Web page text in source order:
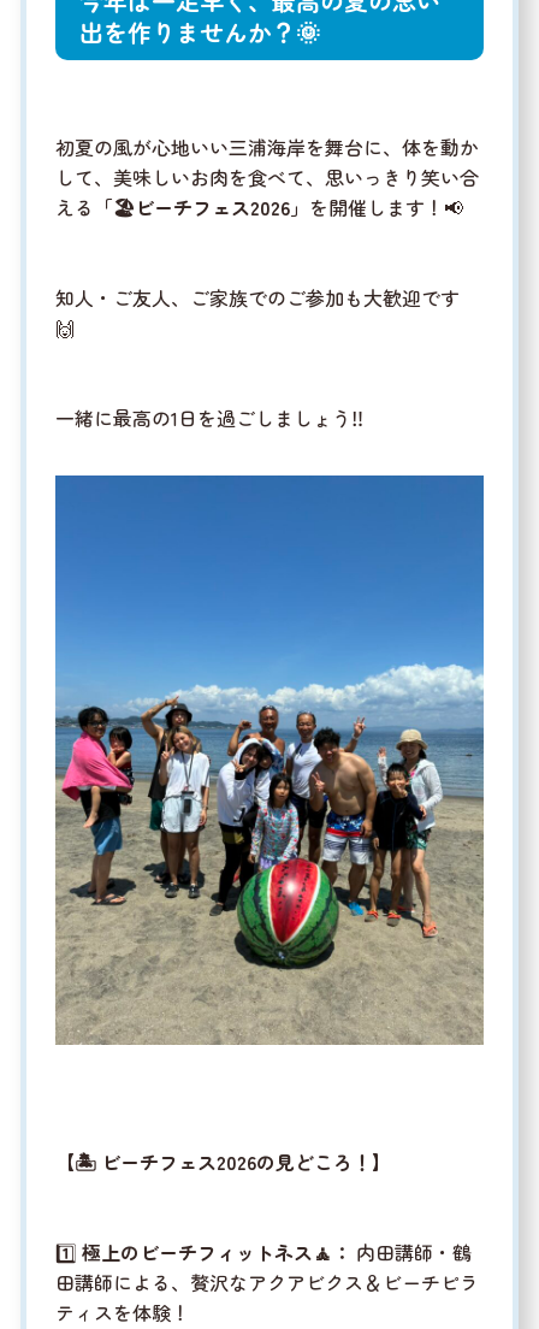
出を作りませんか？🌞
初夏の風が心地いい三浦海岸を舞台に、体を動か
して、美味しいお肉を食べて、思いっきり笑い合
える 「🏖️ビーチフェス2026」 を開催します！📢
知人・ご友人、ご家族でのご参加も大歓迎です
🙌
一緒に最高の1日を過ごしましょう‼️
【🏝️ ビーチフェス2026の見どころ！】
1️⃣極上のビーチフィットネス🧘： 内田講師・鶴
田講師による、贅沢なアクアビクス＆ビーチピラ
ティスを体験！